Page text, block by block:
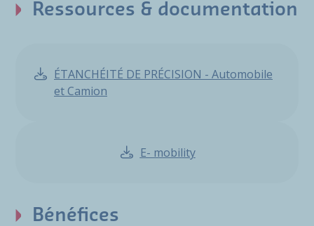
Ressources & documentation
ÉTANCHÉITÉ DE PRÉCISION - Automobile
et Camion
E- mobility
Bénéfices